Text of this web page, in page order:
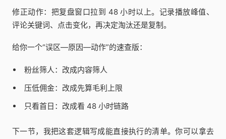
修正动作：把复盘窗口拉到 48 小时以上。记录播放峰值、
评论关键词、点击变化，再决定淘汰还是复制。
给你一个“误区—原因—动作”的速查版：
粉丝筛人：改成内容筛人
压低佣金：改成先算毛利上限
只看首日：改成看 48 小时链路
下一节，我把这套逻辑写成能直接执行的清单。你可以拿去